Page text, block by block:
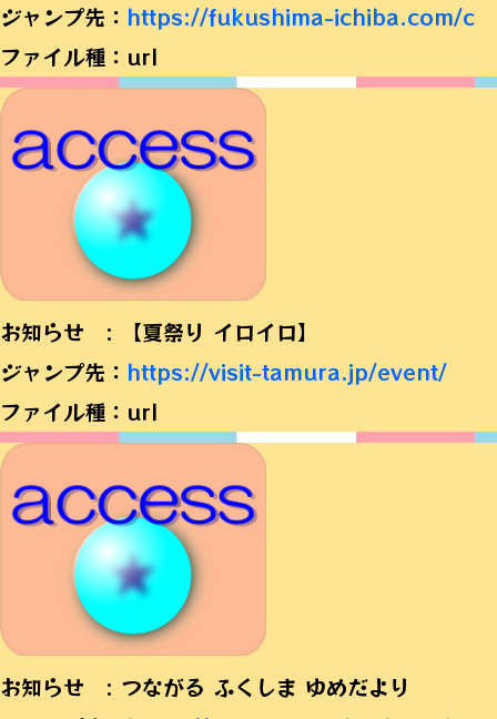
ジャンプ先： https://fukushima-ichiba.com/c
ファイル種：url
お知らせ : 【夏祭り イロイロ】
ジャンプ先： https://visit-tamura.jp/event/
ファイル種：url
お知らせ : つながる ふくしま ゆめだより